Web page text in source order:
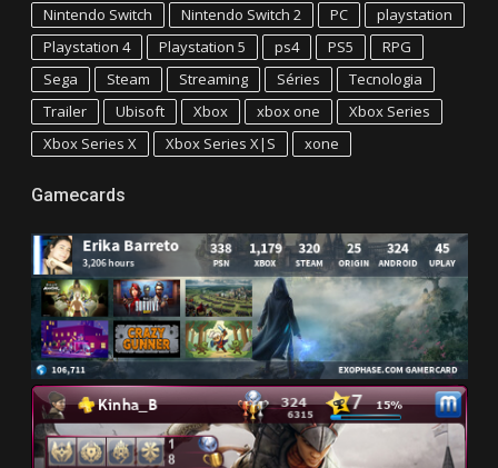
Nintendo Switch
Nintendo Switch 2 PC
playstation
Playstation 4
Playstation 5 ps4 PS5
RPG
Sega
Steam Streaming Séries
Tecnologia
Trailer
Ubisoft Xbox xbox one
Xbox Series
Xbox Series X
Xbox Series X|S xone
Gamecards